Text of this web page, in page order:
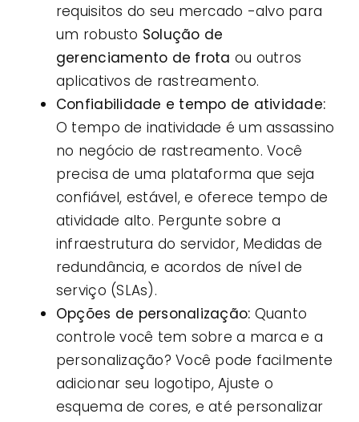
requisitos do seu mercado -alvo para
um robusto Solução de
gerenciamento de frota ou outros
aplicativos de rastreamento.
Confiabilidade e tempo de atividade:
O tempo de inatividade é um assassino
no negócio de rastreamento. Você
precisa de uma plataforma que seja
confiável, estável, e oferece tempo de
atividade alto. Pergunte sobre a
infraestrutura do servidor, Medidas de
redundância, e acordos de nível de
serviço (SLAs).
Opções de personalização: Quanto
controle você tem sobre a marca e a
personalização? Você pode facilmente
adicionar seu logotipo, Ajuste o
esquema de cores, e até personalizar